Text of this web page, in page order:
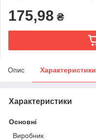
175,98 ₴
Опис Характеристики
Характеристики
Основні
Виробник